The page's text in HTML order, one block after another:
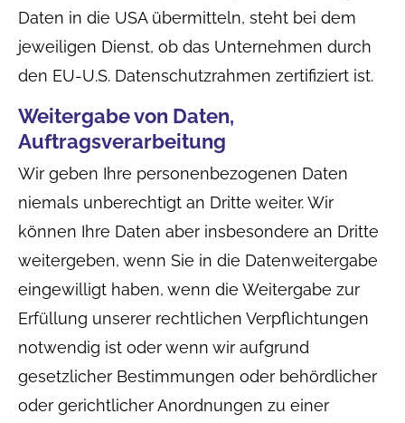
Daten in die USA übermitteln, steht bei dem
jeweiligen Dienst, ob das Unternehmen durch
den EU-U.S. Datenschutzrahmen zertifiziert ist.
Weitergabe von Daten,
Auftragsverarbeitung
Wir geben Ihre personenbezogenen Daten
niemals unberechtigt an Dritte weiter. Wir
können Ihre Daten aber insbesondere an Dritte
weitergeben, wenn Sie in die Datenweitergabe
eingewilligt haben, wenn die Weitergabe zur
Erfüllung unserer rechtlichen Verpflichtungen
notwendig ist oder wenn wir aufgrund
gesetzlicher Bestimmungen oder behördlicher
oder gerichtlicher Anordnungen zu einer